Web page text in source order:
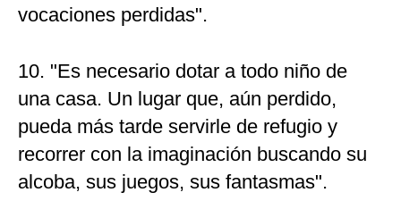
vocaciones perdidas".
10. "Es necesario dotar a todo niño de
una casa. Un lugar que, aún perdido,
pueda más tarde servirle de refugio y
recorrer con la imaginación buscando su
alcoba, sus juegos, sus fantasmas".